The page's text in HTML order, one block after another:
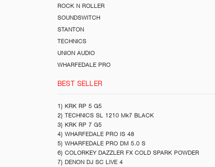
ROCK N ROLLER
SOUNDSWITCH
STANTON
TECHNICS
UNION AUDIO
WHARFEDALE PRO
BEST SELLER
1) KRK RP 5 G5
2) TECHNICS SL 1210 Mk7 BLACK
3) KRK RP 7 G5
4) WHARFEDALE PRO IS 48
5) WHARFEDALE PRO DM 5.0 S
6) COLORKEY DAZZLER FX COLD SPARK POWDER
7) DENON DJ SC LIVE 4